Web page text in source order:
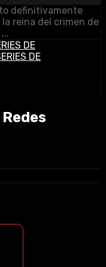
definitivamente
reina del crimen de
DE
DE